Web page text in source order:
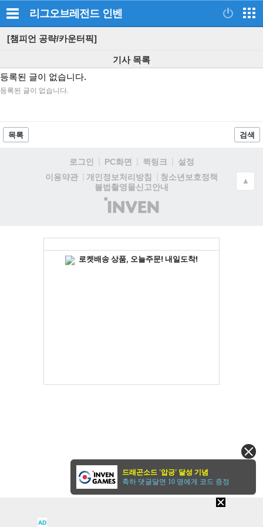
리그오브레전드 인벤
[챔피언 공략/카운터픽]
기사 목록
등록된 글이 없습니다.
등록된 글이 없습니다.
목록 검색
로그인 PC화면 퀵링크
설정
이용약관
개인정보처리방침
청소년보호정책
불법촬영물신고안내
(주)
인
▲
AD
드래곤소드 '압긍' 달성 기념
축하 댓글달면 10 명에게 코드 증정